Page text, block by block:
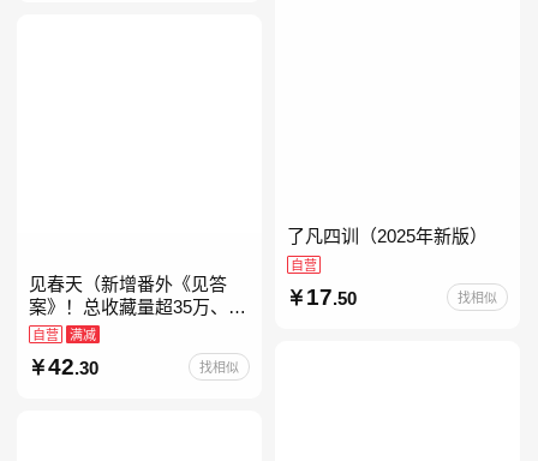
了凡四训（2025年新版）
自营
17.50 找相似
见春天（新增番外《见答
案》！总收藏量超35万、点
击量破千万！晋江人气作者
纵虎嗅花 催泪之作！）
自营 满减
42.30 找相似